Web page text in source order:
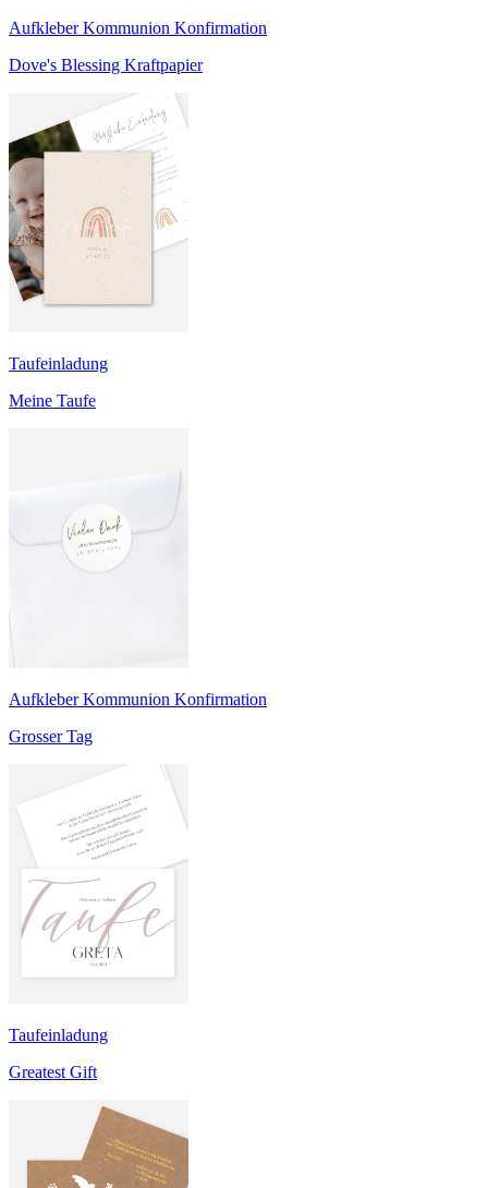
Aufkleber Kommunion Konfirmation
Dove's Blessing Kraftpapier
Taufeinladung
Meine Taufe
Aufkleber Kommunion Konfirmation
Grosser Tag
Taufeinladung
Greatest Gift